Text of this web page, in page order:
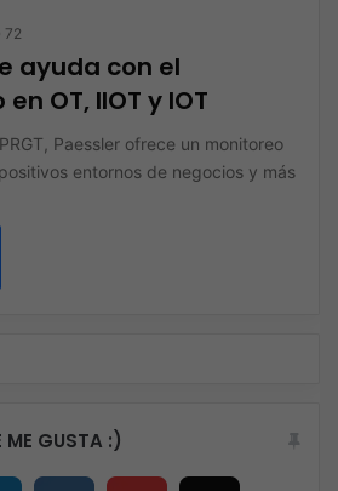
72
ayuda con el
OT, IIOT y IOT
Paessler ofrece un monitoreo
entornos de negocios y más
ME GUSTA :)